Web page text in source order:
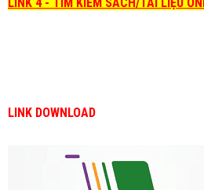
LINK DOWNLOAD